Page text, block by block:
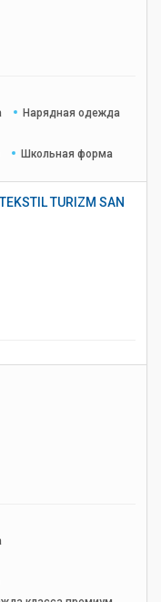
Нарядная одежда
Школьная форма
TURIZM SAN